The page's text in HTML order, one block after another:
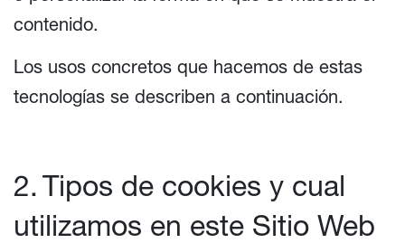
contenido.
Los usos concretos que hacemos de estas
tecnologías se describen a continuación.
2. Tipos de cookies y cual
utilizamos en este Sitio Web